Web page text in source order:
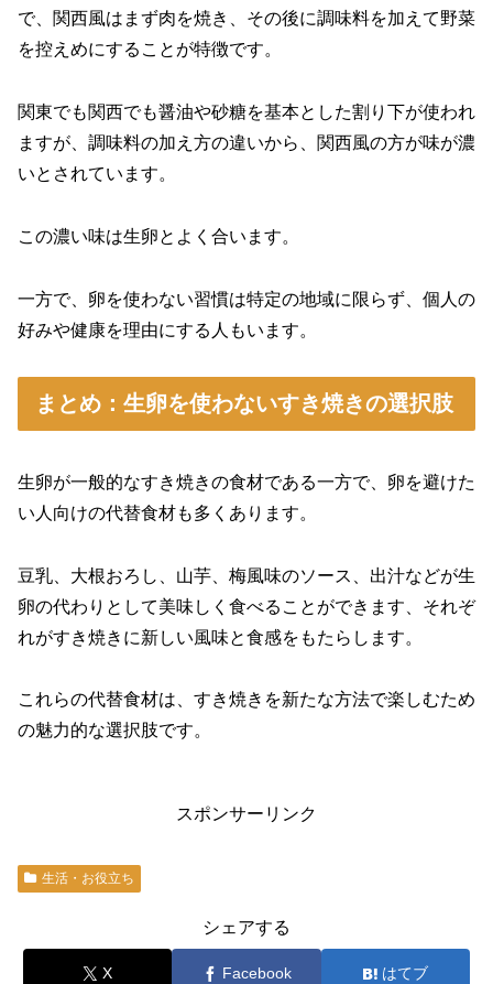
で、関西風はまず肉を焼き、その後に調味料を加えて野菜
を控えめにすることが特徴です。
関東でも関西でも醤油や砂糖を基本とした割り下が使われ
ますが、調味料の加え方の違いから、関西風の方が味が濃
いとされています。
この濃い味は生卵とよく合います。
一方で、卵を使わない習慣は特定の地域に限らず、個人の
好みや健康を理由にする人もいます。
まとめ：生卵を使わないすき焼きの選択肢
生卵が一般的なすき焼きの食材である一方で、卵を避けた
い人向けの代替食材も多くあります。
豆乳、大根おろし、山芋、梅風味のソース、出汁などが生
卵の代わりとして美味しく食べることができます、それぞ
れがすき焼きに新しい風味と食感をもたらします。
これらの代替食材は、すき焼きを新たな方法で楽しむため
の魅力的な選択肢です。
スポンサーリンク
生活・お役立ち
シェアする
X Facebook はてブ